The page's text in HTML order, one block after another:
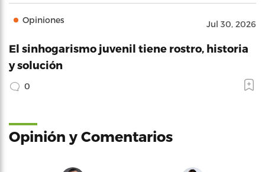
Opiniones Jul 30, 2026
El sinhogarismo juvenil tiene rostro, historia
y solución
0
Opinión y Comentarios